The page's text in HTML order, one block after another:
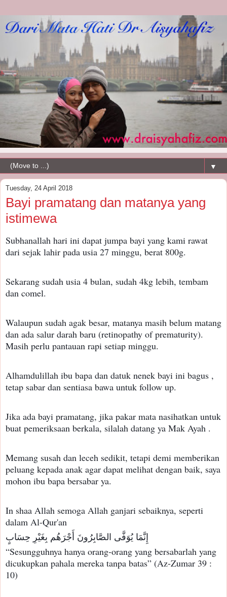
▼
Tuesday, 24 April 2018
Bayi pramatang dan matanya yang
istimewa
Subhanallah hari ini dapat jumpa bayi yang kami rawat
dari sejak lahir pada usia 27 minggu, berat 800g.
Sekarang sudah usia 4 bulan, sudah 4kg lebih, tembam
dan comel.
Walaupun sudah agak besar, matanya masih belum matang
dan ada salur darah baru (retinopathy of prematurity).
Masih perlu pantauan rapi setiap minggu.
Alhamdulillah ibu bapa dan datuk nenek bayi ini bagus ,
tetap sabar dan sentiasa bawa untuk follow up.
Jika ada bayi pramatang, jika pakar mata nasihatkan untuk
buat pemeriksaan berkala, silalah datang ya Mak Ayah .
Memang susah dan leceh sedikit, tetapi demi memberikan
peluang kepada anak agar dapat melihat dengan baik, saya
mohon ibu bapa bersabar ya.
In shaa Allah semoga Allah ganjari sebaiknya, seperti
dalam Al-Qur'an
إِنَّمَا يُوَفَّى الصَّابِرُونَ أَجْرَهُم بِغَيْرِ حِسَابٍ
“Sesungguhnya hanya orang-orang yang bersabarlah yang
dicukupkan pahala mereka tanpa batas” (Az-Zumar 39 :
10)